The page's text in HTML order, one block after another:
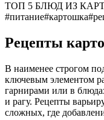
ТОП 5 БЛЮД ИЗ
Рецепты
В наименее строгом
ключевым элементом
гарнирами или в
и рагу. Рецепты
сложных, где